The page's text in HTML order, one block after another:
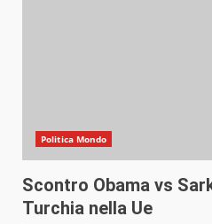
Politica Mondo
Scontro Obama vs
Turchia nella Ue